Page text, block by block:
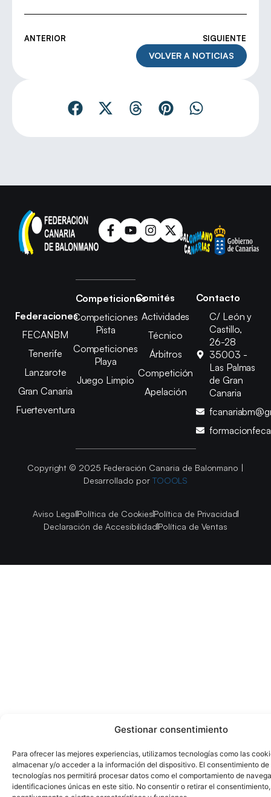
Gestionar consentimiento
Para ofrecer las mejores experiencias, utilizamos tecnologías como las
almacenar y/o acceder a la información del dispositivo. El consentimiento de
tecnologías nos permitirá procesar datos como el comportamiento de
identificaciones únicas en este sitio. No consentir o retirar el
ANTERIOR SIGUIENTE
VOLVER A NOTICIAS
Federaciones
FECANBM
Tenerife
Lanzarote
Gran Canaria
Fuerteventura
Competiciones
Competiciones
Pista
Competiciones
Playa
Juego Limpio
Comités
Actividades
Técnico
Árbitros
Competición
Apelación
Contacto
C/ León y
Castillo,
26-28
35003 -
Las Palmas
de Gran
Canaria
Copyright © 2025 Federación Canaria de Balonmano |
Desarrollado por TOOOLS
Aviso LegalPolítica de CookiesPolítica de Privacidad
Declaración de AccesibilidadPolítica de Ventas